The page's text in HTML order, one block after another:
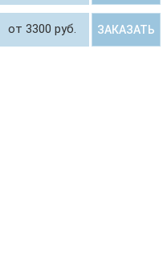
от 3300 руб. ЗАКАЗАТЬ